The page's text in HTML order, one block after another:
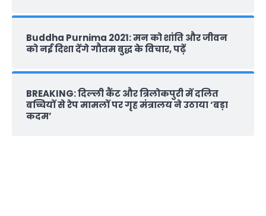
Buddha Purnima 2021: मन को शांति और जीवन
को नई दिशा देंगे गौतम बुद्ध के विचार, पढ़ें
BREAKING: दिल्‍ली कैंट और त्रिलोकपुरी में दलित
बच्चियों से रेप मामलों पर गृह मंत्रालय ने उठाया ‘बड़ा
कदम’